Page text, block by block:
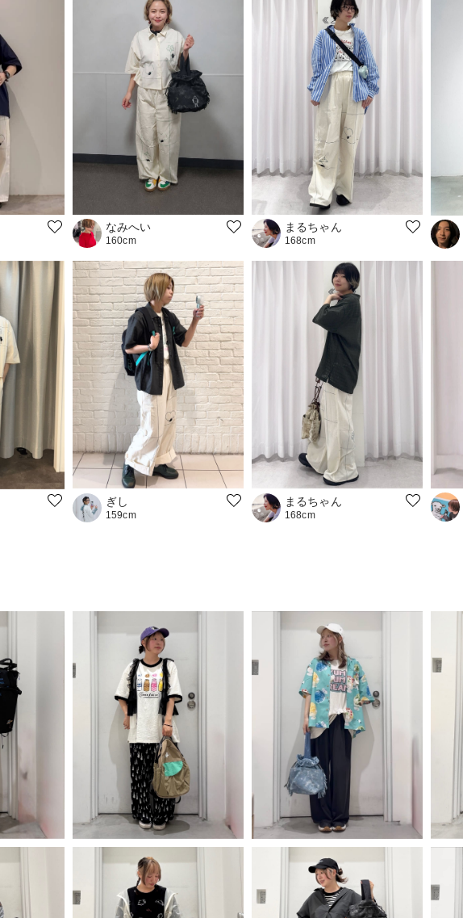
なみへい
160cm
まるちゃん
168cm
ぎし
159cm
まるちゃん
168cm